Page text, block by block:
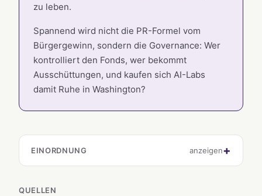
zu leben.
Spannend wird nicht die PR-Formel vom
Bürgergewinn, sondern die Governance: Wer
kontrolliert den Fonds, wer bekommt
Ausschüttungen, und kaufen sich AI-Labs
damit Ruhe in Washington?
EINORDNUNG anzeigen
QUELLEN